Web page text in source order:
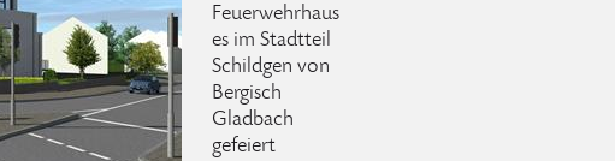
Feuerwehrhaus
es im Stadtteil
Schildgen von
Bergisch
Gladbach
gefeiert